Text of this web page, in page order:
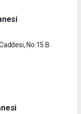
No:15 B